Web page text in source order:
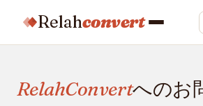
Relahconvert
RelahConvertへのお